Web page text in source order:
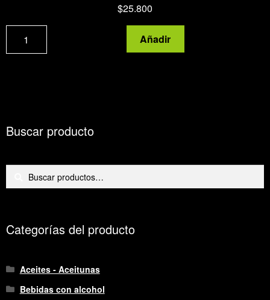
$25.800
Grano
café
Añadir
Buscar producto
Buscar
Buscar
Categorías del producto
Aceites - Aceitunas
Bebidas con alcohol